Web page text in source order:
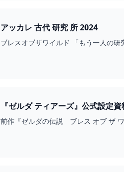
アッカレ 古代 研究 所 2024
ブレスオブザワイルド 「もう一人の
『ゼルダ ティアーズ』公式設定
前作『ゼルダの伝説 ブレス オブ ザ